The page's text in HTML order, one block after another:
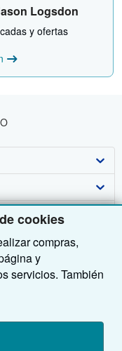
cookies
compras,
y
servicios. También
modo en que los
realizar
utilizaremos
Logsdon
y ofertas